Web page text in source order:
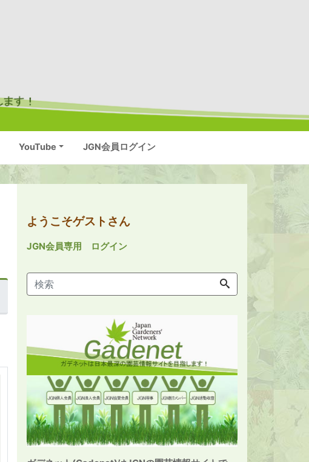
YouTube JGN会員ログイン
ようこそゲストさん
JGN会員専用 ログイン